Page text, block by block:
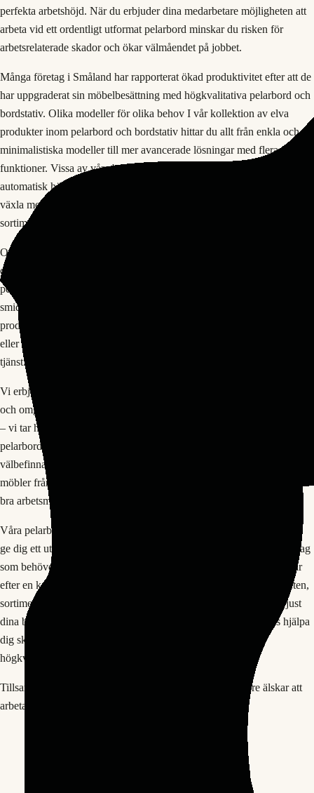
perfekta arbetshöjd. När du erbjuder dina medarbetare möjligheten att
arbeta vid ett ordentligt utformat pelarbord minskar du risken för
arbetsrelaterade skador och ökar välmåendet på jobbet.
Många företag i Småland har rapporterat ökad produktivitet efter att de
har uppgraderat sin möbelbesättning med högkvalitativa pelarbord och
bordstativ. Olika modeller för olika behov I vår kollektion av elva
produkter inom pelarbord och bordstativ hittar du allt från enkla och
minimalistiska modeller till mer avancerade lösningar med flera
funktioner. Vissa av våra bordstativ är försedda med elmotor för
automatisk höjdjustering, vilket gör det ännu enklare för användarna att
växla mellan sittande och stående arbete. Andra pelarbord i vårt
sortiment är mer traditionella men lika robusta och tillförlitliga.
Oavsett vilken modell du väljer får du en möbel som är både praktisk
och estetiskt tilltalande. Enkelt beställningsprocess Att beställa ett
pelarbord eller bordstativ från Smålands Kontorsmöbler är enkelt och
smidigt. Du kan bläddra genom vårt sortiment online, läsa detaljerade
produktbeskrivningar och jämföra olika modeller. Om du har frågor
eller behöver professionell rådgivning står vårt kunniga team gärna till
tjänst.
Vi erbjuder även leverans och montering till de flesta platser i Småland
och omgivande regioner. Så att du inte behöver oroa dig för logistiken
– vi tar hand om det för dig. Investera i din kontorsmiljö idag Ett bra
pelarbord eller bordstativ är en investering i din medarbetares
välbefinnande och produktivitet. Genom att välja höga kvalitativa
möbler från Smålands Kontorsmöbler visar du att du bryr dig om en
bra arbetsmiljö.
Våra pelarbord och bordstativ är utformade för att hålla under år och
ge dig ett utmärkt värde för pengarna. Oavsett om du är ett litet företag
som behöver några få pelarbord eller en större organisation som letar
efter en komplett möbellösning, kan vi hjälpa dig. Vi har erfarenheten,
sortimentet och kunskap för att rekommendera rätt bordstativ för just
dina behov. Kontakta Smålands Kontorsmöbler idag och låt oss hjälpa
dig skapa en modern och ergonomisk arbetsmiljö med våra
högkvalitativa pelarbord och bordstativ.
Tillsammans kan vi bygga ett kontor som dina medarbetare älskar att
arbeta i!